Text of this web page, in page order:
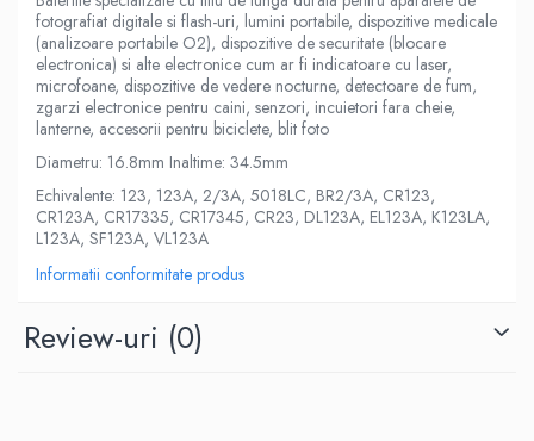
fotografiat digitale si flash-uri, lumini portabile, dispozitive medicale
(analizoare portabile O2), dispozitive de securitate (blocare
electronica) si alte electronice cum ar fi indicatoare cu laser,
microfoane, dispozitive de vedere nocturne, detectoare de fum,
zgarzi electronice pentru caini, senzori, incuietori fara cheie,
lanterne, accesorii pentru biciclete, blit foto
Diametru: 16.8mm Inaltime: 34.5mm
Echivalente: 123, 123A, 2/3A, 5018LC, BR2/3A, CR123,
CR123A, CR17335, CR17345, CR23, DL123A, EL123A, K123LA,
L123A, SF123A, VL123A
Informatii conformitate produs
Review-uri (0)